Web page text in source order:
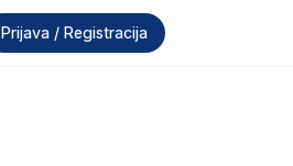
Prijava / Registracija